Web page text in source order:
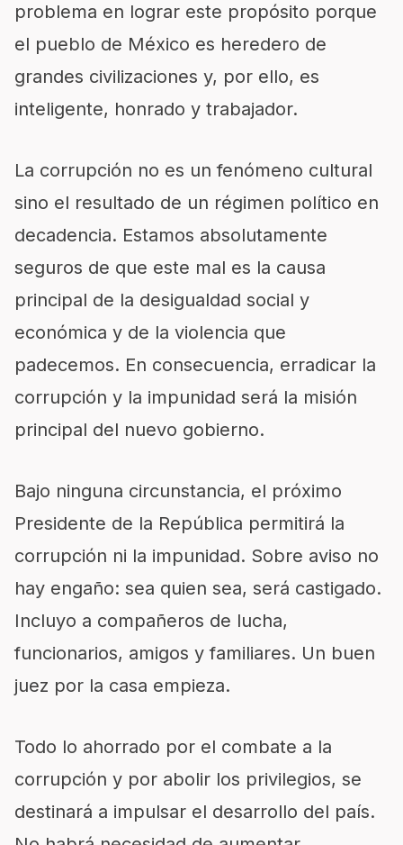
problema en lograr este propósito porque
el pueblo de México es heredero de
grandes civilizaciones y, por ello, es
inteligente, honrado y trabajador.
La corrupción no es un fenómeno cultural
sino el resultado de un régimen político en
decadencia. Estamos absolutamente
seguros de que este mal es la causa
principal de la desigualdad social y
económica y de la violencia que
padecemos. En consecuencia, erradicar la
corrupción y la impunidad será la misión
principal del nuevo gobierno.
Bajo ninguna circunstancia, el próximo
Presidente de la República permitirá la
corrupción ni la impunidad. Sobre aviso no
hay engaño: sea quien sea, será castigado.
Incluyo a compañeros de lucha,
funcionarios, amigos y familiares. Un buen
juez por la casa empieza.
Todo lo ahorrado por el combate a la
corrupción y por abolir los privilegios, se
destinará a impulsar el desarrollo del país.